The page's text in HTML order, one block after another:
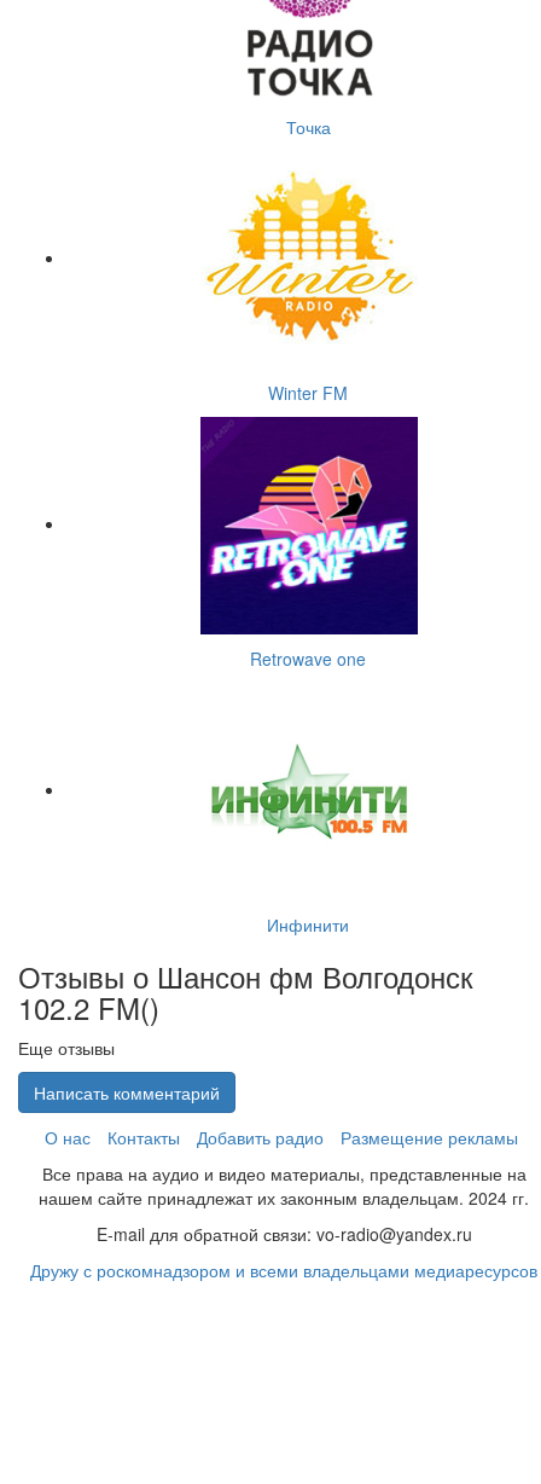
Точка
Winter FM
Retrowave one
Инфинити
Отзывы о Шансон фм Волгодонск
102.2 FM()
Еще отзывы
Написать комментарий
О нас
Контакты Добавить радио
Размещение рекламы
Все права на аудио и видео материалы, представленные на
нашем сайте принадлежат их законным владельцам. 2024 гг.
E-mail для обратной связи: vo-radio@yandex.ru
Дружу с роскомнадзором и всеми владельцами медиаресурсов